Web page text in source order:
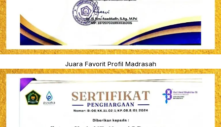
Juara Favorit Profil Madrasah